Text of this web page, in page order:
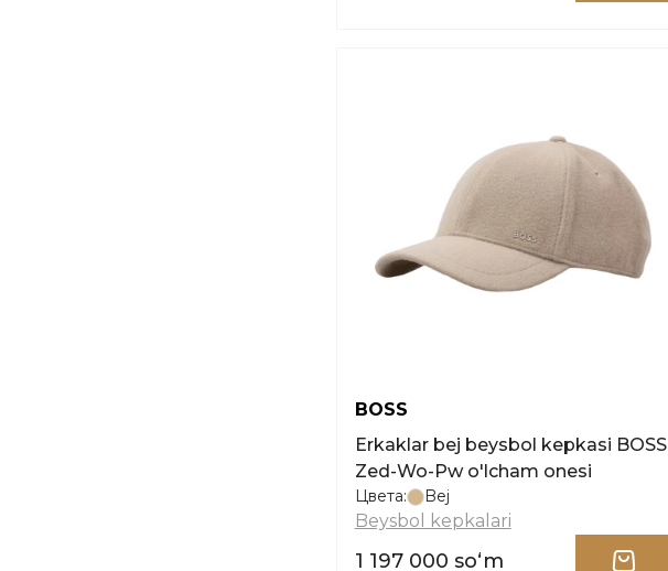
BOSS
Erkaklar bej beysbol kepkasi BOSS
Zed-Wo-Pw o'lcham onesi
Цвета: Bej
Beysbol kepkalari
1 197 000 soʻm